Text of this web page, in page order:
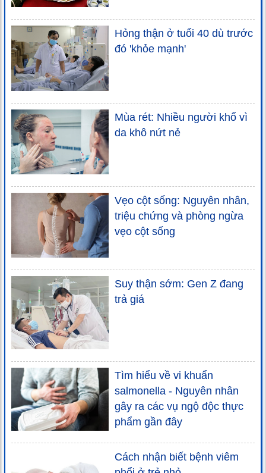
Hỏng thận ở tuổi 40 dù trước
đó 'khỏe mạnh'
Mùa rét: Nhiều người khổ vì
da khô nứt nẻ
Vẹo cột sống: Nguyên nhân,
triệu chứng và phòng ngừa
vẹo cột sống
Suy thận sớm: Gen Z đang
trả giá
Tìm hiểu về vi khuẩn
salmonella - Nguyên nhân
gây ra các vụ ngộ độc thực
phẩm gần đây
Cách nhận biết bệnh viêm